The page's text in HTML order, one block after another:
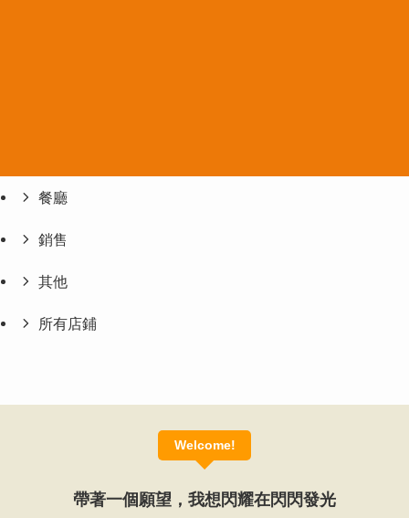
餐廳
銷售
其他
所有店鋪
Welcome!
帶著一個願望，我想閃耀在閃閃發光